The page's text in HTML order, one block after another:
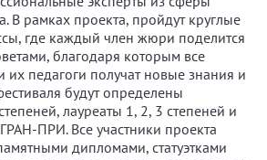
В рамках проекта, пройдут круглые
где каждый член жюри поделится
благодаря которым все
их педагоги получат новые знания и
будут определены
лауреаты 1, 2, 3 степеней и
ПРИ. Все участники проекта
дипломами, статуэтками